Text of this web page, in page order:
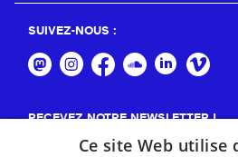
SUIVEZ-NOUS :
RECEVEZ NOTRE NEWSLETTER !
Ce site Web utilise